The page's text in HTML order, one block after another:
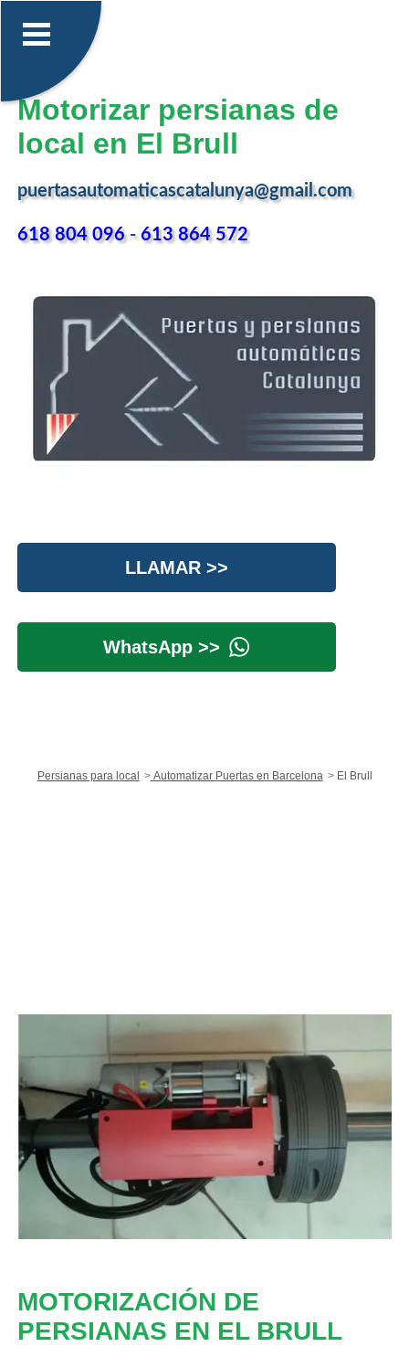
Motorizar persianas de
local en El Brull
puertasautomaticascatalunya@gmail.com
618 804 096 -613 864 572
LLAMAR >>
WhatsApp >>
Persianas para local Automatizar Puertas en Barcelona El Brull
MOTORIZACIÓN DE
PERSIANAS EN EL BRULL